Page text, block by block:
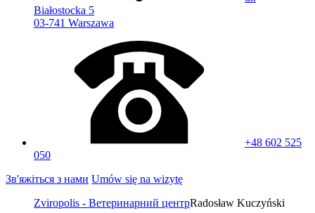
Białostocka 5
03-741 Warszawa
+48 602 525
050
Зв'яжіться з нами Umów się na wizytę
Zviropolis - Ветеринарний центрRadosław Kuczyński